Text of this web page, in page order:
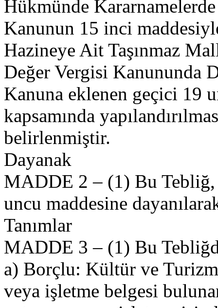
Hükmünde
Kanunun 15 inci
Hazineye Ait Taşınmaz
Değer Vergisi Kanununda
Kanuna eklenen geçici 19
kapsamında
belirlenmiştir.
Dayanak
MADDE 2 – (1) Bu Tebliğ,
uncu maddesine
Tanımlar
MADDE 3 – (1) Bu
a) Borçlu: Kültür ve Turizm
veya işletme belgesi